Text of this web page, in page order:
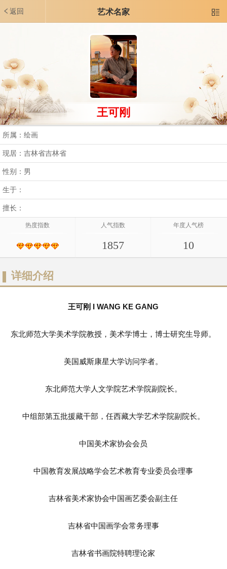
返回 艺术名家 
王可刚
所属：绘画
现居：吉林省吉林省
性别：男
生于：
擅长：
热度指数 人气指数
1857
年度人气榜
10
详细介绍
王可刚 I WANG KE GANG
东北师范大学美术学院教授，美术学博士，博士研究生导师。
美国威斯康星大学访问学者。
东北师范大学人文学院艺术学院副院长。
中组部第五批援藏干部，任西藏大学艺术学院副院长。
中国美术家协会会员
中国教育发展战略学会艺术教育专业委员会理事
吉林省美术家协会中国画艺委会副主任
吉林省中国画学会常务理事
吉林省书画院特聘理论家